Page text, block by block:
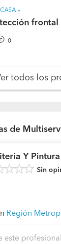
»
frontal
0
todos los
de
Y
Sin
Región
este